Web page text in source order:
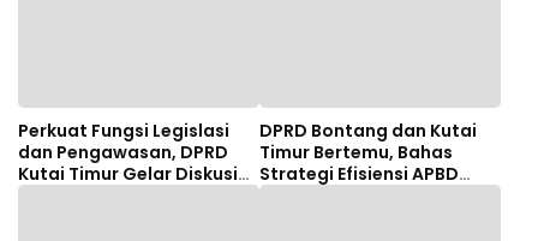
Perkuat Fungsi Legislasi
dan Pengawasan, DPRD
Kutai Timur Gelar Diskusi
Panel Tenaga Ahli
DPRD Bontang dan Kutai
Timur Bertemu, Bahas
Strategi Efisiensi APBD
hingga Dana Bagi Hasil